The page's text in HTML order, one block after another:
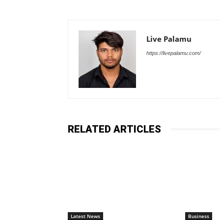
Live Palamu
https://livepalamu.com/
RELATED ARTICLES
Latest News Business